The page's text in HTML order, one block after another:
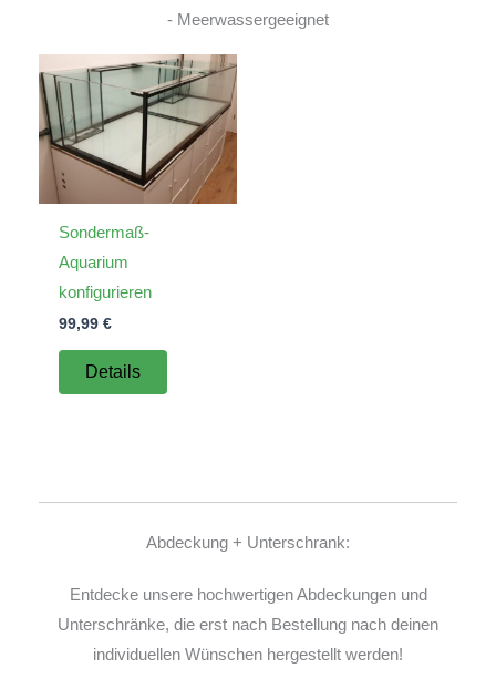
- Meerwassergeeignet
Sondermaß-
Aquarium
konfigurieren
99,99 €
Details
Abdeckung + Unterschrank:
Entdecke unsere hochwertigen Abdeckungen und
Unterschränke, die erst nach Bestellung nach deinen
individuellen Wünschen hergestellt werden!